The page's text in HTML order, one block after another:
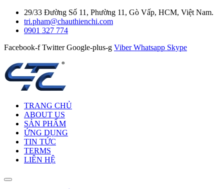
29/33 Đường Số 11, Phường 11, Gò Vấp, HCM, Việt Nam.
tri.pham@chauthienchi.com
0901 327 774
Facebook-f Twitter Google-plus-g Viber Whatsapp Skype
TRANG CHỦ
ABOUT US
SẢN PHẨM
ỨNG DỤNG
TIN TỨC
TERMS
LIÊN HỆ